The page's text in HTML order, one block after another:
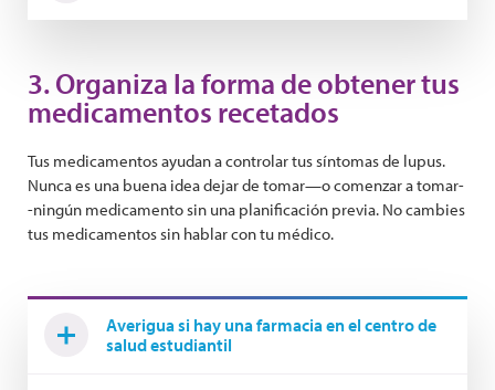
3. Organiza la forma de obtener tus
medicamentos recetados
Tus medicamentos ayudan a controlar tus síntomas de lupus.
Nunca es una buena idea dejar de tomar—o comenzar a tomar-
-ningún medicamento sin una planificación previa. No cambies
tus medicamentos sin hablar con tu médico.
Averigua si hay una farmacia en el centro de
salud estudiantil